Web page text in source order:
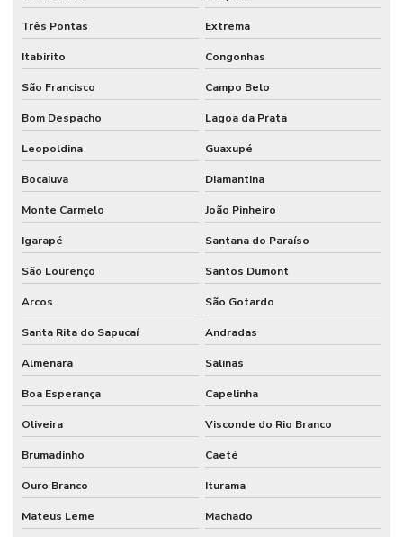
Três Pontas Extrema
Itabirito Congonhas
São Francisco Campo Belo
Bom Despacho Lagoa da Prata
Leopoldina Guaxupé
Bocaiuva Diamantina
Monte Carmelo João Pinheiro
Igarapé Santana do Paraíso
São Lourenço Santos Dumont
Arcos São Gotardo
Santa Rita do Sapucaí Andradas
Almenara Salinas
Boa Esperança Capelinha
Oliveira Visconde do Rio Branco
Brumadinho Caeté
Ouro Branco Iturama
Mateus Leme Machado